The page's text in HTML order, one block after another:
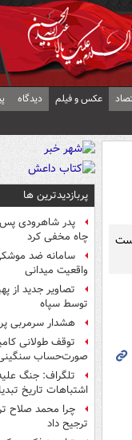
عکس و فیلم دیدگاه
پربازدیدترین ها
پدر شاهرودی
چاه مخفی کرد
سامانه ضد
واقعیت میدانی
تصاویر جدید از
توسط سپاه
هشدار سرمربی
توقف طولانی
صورت‌حساب
تلگراف: جنگ
اشتباهات تاریخ
چرا محمد صلاح
ترجیح داد